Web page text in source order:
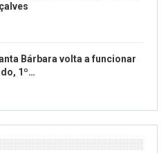
Bárbara volta a funcionar
1º…